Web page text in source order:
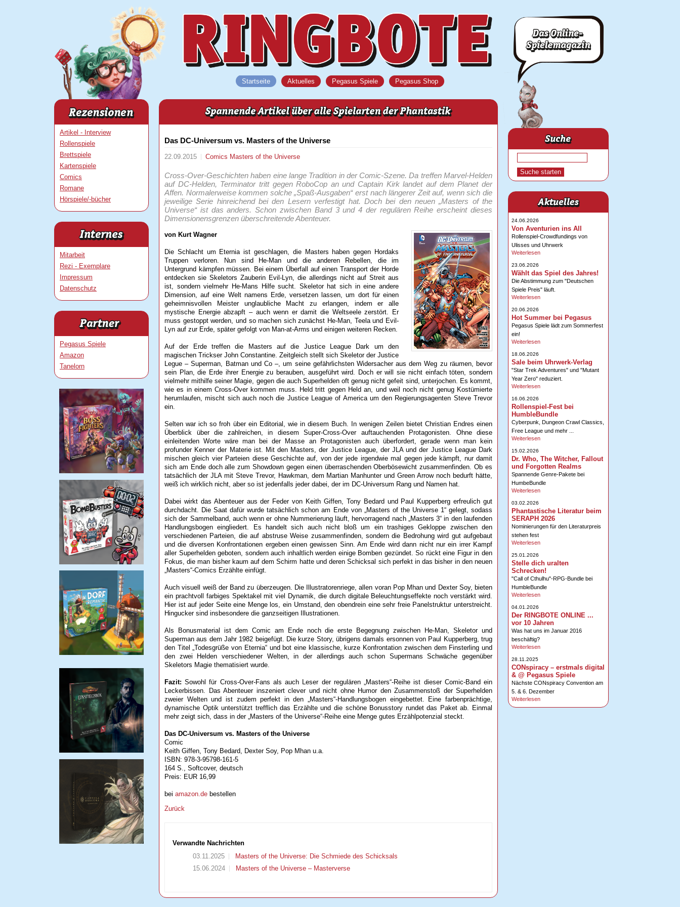
Startseite Aktuelles Pegasus Spiele Pegasus Shop
Artikel - Interview
Rollenspiele
Brettspiele
Kartenspiele
Comics
Romane
Hörspiele/-bücher
Mitarbeit
Rezi - Exemplare
Impressum
Datenschutz
Pegasus Spiele
Amazon
Tanelorn
Das DC-Universum vs. Masters of the Universe
22.09.2015 Comics Masters of the Universe
Cross-Over-Geschichten haben eine lange Tradition in der Comic-Szene. Da treffen Marvel-Helden
auf DC-Helden, Terminator tritt gegen RoboCop an und Captain Kirk landet auf dem Planet der
Affen. Normalerweise kommen solche „Spaß-Ausgaben“ erst nach längerer Zeit auf, wenn sich die
jeweilige Serie hinreichend bei den Lesern verfestigt hat. Doch bei den neuen „Masters of the
Universe“ ist das anders. Schon zwischen Band 3 und 4 der regulären Reihe erscheint dieses
Dimensionensgrenzen überschreitende Abenteuer.
von Kurt Wagner
Die Schlacht um Eternia ist geschlagen, die Masters haben gegen Hordaks
Truppen verloren. Nun sind He-Man und die anderen Rebellen, die im
Untergrund kämpfen müssen. Bei einem Überfall auf einen Transport der Horde
entdecken sie Skeletors Zauberin Evil-Lyn, die allerdings nicht auf Streit aus
ist, sondern vielmehr He-Mans Hilfe sucht. Skeletor hat sich in eine andere
Dimension, auf eine Welt namens Erde, versetzen lassen, um dort für einen
geheimnisvollen Meister unglaubliche Macht zu erlangen, indem er alle
mystische Energie abzapft – auch wenn er damit die Weltseele zerstört. Er
muss gestoppt werden, und so machen sich zunächst He-Man, Teela und Evil-
Lyn auf zur Erde, später gefolgt von Man-at-Arms und einigen weiteren Recken.
Auf der Erde treffen die Masters auf die Justice League Dark um den
magischen Trickser John Constantine. Zeitgleich stellt sich Skeletor der Justice
Legue – Superman, Batman und Co –, um seine gefährlichsten Widersacher aus dem Weg zu räumen, bevor
sein Plan, die Erde ihrer Energie zu berauben, ausgeführt wird. Doch er will sie nicht einfach töten, sondern
vielmehr mithilfe seiner Magie, gegen die auch Superhelden oft genug nicht gefeit sind, unterjochen. Es kommt,
wie es in einem Cross-Over kommen muss. Held tritt gegen Held an, und weil noch nicht genug Kostümierte
herumlaufen, mischt sich auch noch die Justice League of America um den Regierungsagenten Steve Trevor
ein.
Selten war ich so froh über ein Editorial, wie in diesem Buch. In wenigen Zeilen bietet Christian Endres einen
Überblick über die zahlreichen, in diesem Super-Cross-Over auftauchenden Protagonisten. Ohne diese
einleitenden Worte wäre man bei der Masse an Protagonisten auch überfordert, gerade wenn man kein
profunder Kenner der Materie ist. Mit den Masters, der Justice League, der JLA und der Justice League Dark
mischen gleich vier Parteien diese Geschichte auf, von der jede irgendwie mal gegen jede kämpft, nur damit
sich am Ende doch alle zum Showdown gegen einen überraschenden Oberbösewicht zusammenfinden. Ob es
tatsächlich der JLA mit Steve Trevor, Hawkman, dem Martian Manhunter und Green Arrow noch bedurft hätte,
weiß ich wirklich nicht, aber so ist jedenfalls jeder dabei, der im DC-Universum Rang und Namen hat.
Dabei wirkt das Abenteuer aus der Feder von Keith Giffen, Tony Bedard und Paul Kupperberg erfreulich gut
durchdacht. Die Saat dafür wurde tatsächlich schon am Ende von „Masters of the Universe 1“ gelegt, sodass
sich der Sammelband, auch wenn er ohne Nummerierung läuft, hervorragend nach „Masters 3“ in den laufenden
Handlungsbogen eingliedert. Es handelt sich auch nicht bloß um ein trashiges Gekloppe zwischen den
verschiedenen Parteien, die auf abstruse Weise zusammenfinden, sondern die Bedrohung wird gut aufgebaut
und die diversen Konfrontationen ergeben einen gewissen Sinn. Am Ende wird dann nicht nur ein irrer Kampf
aller Superhelden geboten, sondern auch inhaltlich werden einige Bomben gezündet. So rückt eine Figur in den
Fokus, die man bisher kaum auf dem Schirm hatte und deren Schicksal sich perfekt in das bisher in den neuen
„Masters“-Comics Erzählte einfügt.
Auch visuell weiß der Band zu überzeugen. Die Illustratorenriege, allen voran Pop Mhan und Dexter Soy, bieten
ein prachtvoll farbiges Spektakel mit viel Dynamik, die durch digitale Beleuchtungseffekte noch verstärkt wird.
Hier ist auf jeder Seite eine Menge los, ein Umstand, den obendrein eine sehr freie Panelstruktur unterstreicht.
Hingucker sind insbesondere die ganzseitigen Illustrationen.
Als Bonusmaterial ist dem Comic am Ende noch die erste Begegnung zwischen He-Man, Skeletor und
Superman aus dem Jahr 1982 beigefügt. Die kurze Story, übrigens damals ersonnen von Paul Kupperberg, trug
den Titel „Todesgrüße von Eternia“ und bot eine klassische, kurze Konfrontation zwischen dem Finsterling und
den zwei Helden verschiedener Welten, in der allerdings auch schon Supermans Schwäche gegenüber
Skeletors Magie thematisiert wurde.
Fazit: Sowohl für Cross-Over-Fans als auch Leser der regulären „Masters“-Reihe ist dieser Comic-Band ein
Leckerbissen. Das Abenteuer inszeniert clever und nicht ohne Humor den Zusammenstoß der Superhelden
zweier Welten und ist zudem perfekt in den „Masters“-Handlungsbogen eingebettet. Eine farbenprächtige,
dynamische Optik unterstützt trefflich das Erzählte und die schöne Bonusstory rundet das Paket ab. Einmal
mehr zeigt sich, dass in der „Masters of the Universe“-Reihe eine Menge gutes Erzählpotenzial steckt.
Das DC-Universum vs. Masters of the Universe
Comic
Keith Giffen, Tony Bedard, Dexter Soy, Pop Mhan u.a.
ISBN: 978-3-95798-161-5
164 S., Softcover, deutsch
Preis: EUR 16,99
bei amazon.de bestellen
Zurück
Verwandte Nachrichten
03.11.2025
Masters of the Universe: Die Schmiede des Schicksals
15.06.2024
Masters of the Universe – Masterverse
24.06.2026
Von Aventurien ins All
Rollenspiel-Crowdfundings von
Ulisses und Uhrwerk
Weiterlesen
23.06.2026
Wählt das Spiel des Jahres!
Die Abstimmung zum "Deutschen
Spiele Preis" läuft.
Weiterlesen
20.06.2026
Hot Summer bei Pegasus
Pegasus Spiele lädt zum Sommerfest
ein!
Weiterlesen
18.06.2026
Sale beim Uhrwerk-Verlag
"Star Trek Adventures" und "Mutant
Year Zero" reduziert.
Weiterlesen
16.06.2026
Rollenspiel-Fest bei
HumbleBundle
Cyberpunk, Dungeon Crawl Classics,
Free League und mehr ...
Weiterlesen
15.02.2026
Dr. Who, The Witcher, Fallout
und Forgotten Realms
Spannende Genre-Pakete bei
HumbeBundle
Weiterlesen
03.02.2026
Phantastische Literatur beim
SERAPH 2026
Nominierungen für den Literaturpreis
stehen fest
Weiterlesen
25.01.2026
Stelle dich uralten
Schrecken!
"Call of Cthulhu"-RPG-Bundle bei
HumbleBundle
Weiterlesen
04.01.2026
Der RINGBOTE ONLINE ...
vor 10 Jahren
Was hat uns im Januar 2016
beschäftig?
Weiterlesen
28.11.2025
CONspiracy – erstmals digital
& @ Pegasus Spiele
Nächste CONspiracy Convention am
5. & 6. Dezember
Weiterlesen